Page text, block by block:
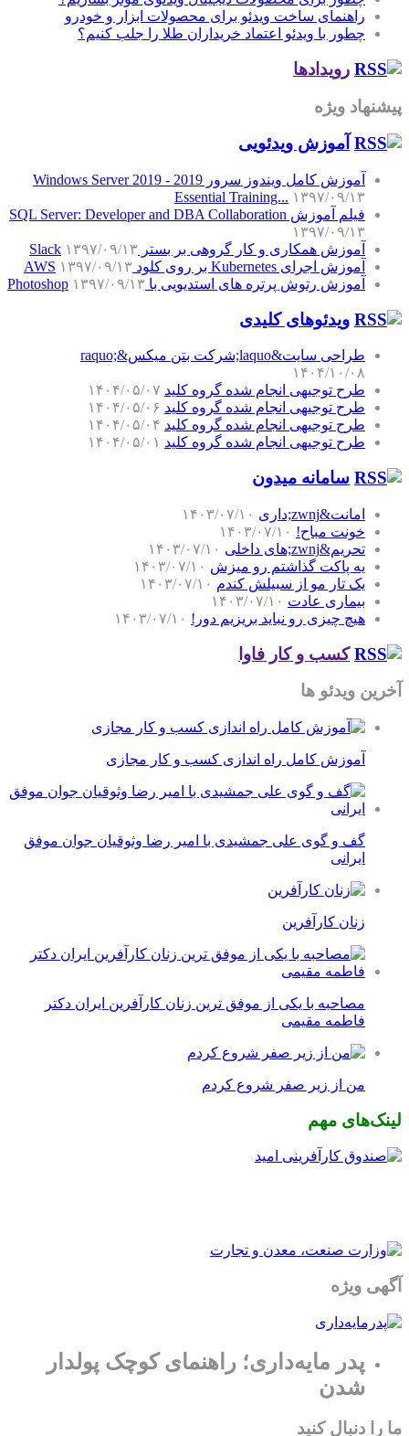
راهنمای ساخت ویدئو برای محصولات ابزار و خودرو
چطور با ویدئو اعتماد خریداران طلا را جلب کنیم؟
رویدادها
پیشنهاد ویژه
آموزش‌ ویدئویی
آموزش کامل ویندوز سرور 2019 - Windows Server 2019
Essential Training... ۱۳۹۷/۰۹/۱۳
فیلم آموزش SQL Server: Developer and DBA Collaboration
۱۳۹۷/۰۹/۱۳
آموزش همکاری و کار گروهی بر بستر Slack ۱۳۹۷/۰۹/۱۳
آموزش اجرای Kubernetes بر روی کلود AWS
۱۳۹۷/۰۹/۱۳
آموزش رتوش پرتره های استدیویی با Photoshop ۱۳۹۷/۰۹/۱۳
ویدئوهای کلیدی
طراحی سایت&laquo;شرکت بتن میکس&raquo;
۱۴۰۴/۱۰/۰۸
طرح توجیهی انجام شده گروه کلید ۱۴۰۴/۰۵/۰۷
طرح توجیهی انجام شده گروه کلید ۱۴۰۴/۰۵/۰۶
طرح توجیهی انجام شده گروه کلید ۱۴۰۴/۰۵/۰۴
طرح توجیهی انجام شده گروه کلید ۱۴۰۴/۰۵/۰۱
سامانه میدون
امانت&zwnj;داری
۱۴۰۳/۰۷/۱۰
خونت مباح! ۱۴۰۳/۰۷/۱۰
تحریم&zwnj;های داخلی
۱۴۰۳/۰۷/۱۰
یه پاکت گذاشتم رو میزش ۱۴۰۳/۰۷/۱۰
یک تار مو از سبیلش کندم ۱۴۰۳/۰۷/۱۰
بیماری عادت ۱۴۰۳/۰۷/۱۰
هیچ چیزی رو نباید بریزیم دور! ۱۴۰۳/۰۷/۱۰
کسب و کار فاوا
آخرین ویدئو ها
آموزش کامل راه اندازی کسب و کار مجازی
گف و گوی علی جمشیدی با امیر رضا وثوقیان جوان موفق
ایرانی
زنان کارآفرین
مصاحبه با یکی از موفق ترین زنان کارآفرین ایران دکتر
فاطمه مقیمی
من از زیر صفر شروع کردم
لینک‌های مهم
آگهی ویژه
پدر مایه‌داری؛ راهنمای کوچک پولدار
شدن
ما را دنبال کنید